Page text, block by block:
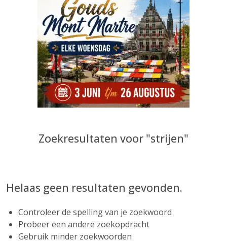
Zoekresultaten voor "strijen"
Helaas geen resultaten gevonden.
Controleer de spelling van je zoekwoord
Probeer een andere zoekopdracht
Gebruik minder zoekwoorden